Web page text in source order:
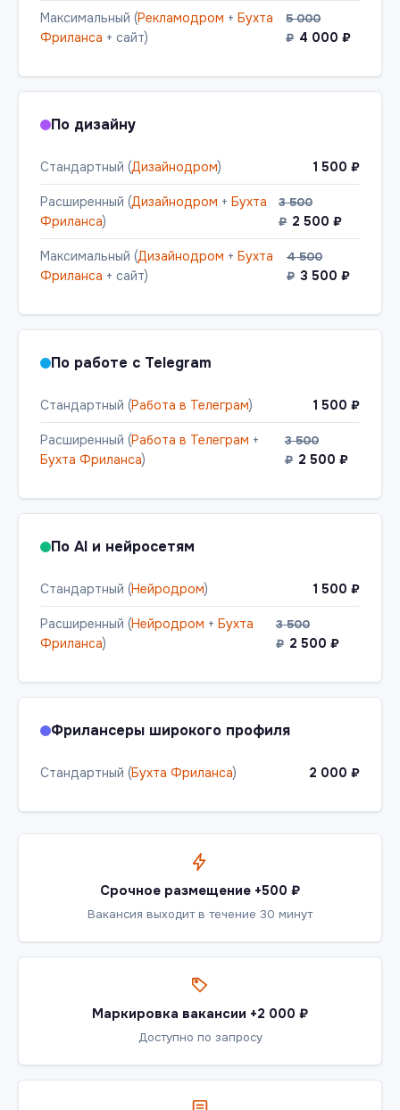
Максимальный (Рекламодром + Бухта
Фриланса + сайт)
5 000
₽ 4 000 ₽
По дизайну
Стандартный (Дизайнодром) 1 500 ₽
Расширенный (Дизайнодром + Бухта
Фриланса)
3 500
₽ 2 500 ₽
Максимальный (Дизайнодром + Бухта
Фриланса + сайт)
4 500
₽ 3 500 ₽
По работе с Telegram
Стандартный (Работа в Телеграм) 1 500 ₽
Расширенный (Работа в Телеграм +
Бухта Фриланса)
3 500
₽ 2 500 ₽
По AI и нейросетям
Стандартный (Нейродром) 1 500 ₽
Расширенный (Нейродром + Бухта
Фриланса)
3 500
₽ 2 500 ₽
Фрилансеры широкого профиля
Стандартный (Бухта Фриланса) 2 000 ₽
Срочное размещение +500 ₽
Вакансия выходит в течение 30 минут
Маркировка вакансии +2 000 ₽
Доступно по запросу